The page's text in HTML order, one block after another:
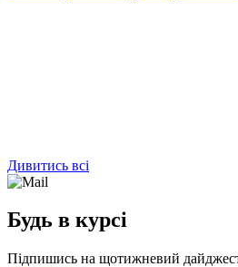
Дивитись всі
Будь в курсі
Підпишись на щотижневий